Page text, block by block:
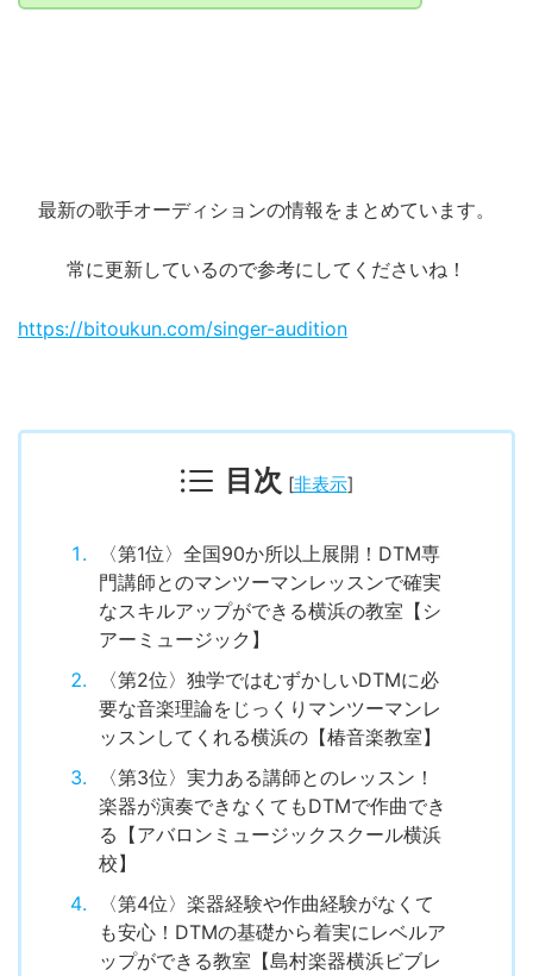
最新の歌手オーディションの情報をまとめています。
常に更新しているので参考にしてくださいね！
https://bitoukun.com/singer-audition
目次 [非表示]
〈第1位〉全国90か所以上展開！DTM専
門講師とのマンツーマンレッスンで確実
なスキルアップができる横浜の教室【シ
アーミュージック】
〈第2位〉独学ではむずかしいDTMに必
要な音楽理論をじっくりマンツーマンレ
ッスンしてくれる横浜の【椿音楽教室】
〈第3位〉実力ある講師とのレッスン！
楽器が演奏できなくてもDTMで作曲でき
る【アバロンミュージックスクール横浜
校】
〈第4位〉楽器経験や作曲経験がなくて
も安心！DTMの基礎から着実にレベルア
ップができる教室【島村楽器横浜ビブレ